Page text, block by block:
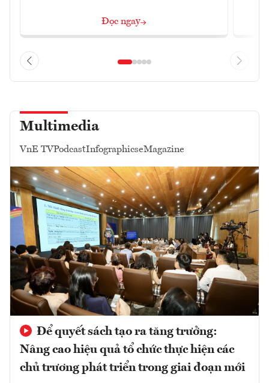
Đọc ngay
Multimedia
VnE TVPodcastInfographicseMagazine
Để quyết sách tạo ra tăng trưởng:
Nâng cao hiệu quả tổ chức thực hiện các
chủ trương phát triển trong giai đoạn mới